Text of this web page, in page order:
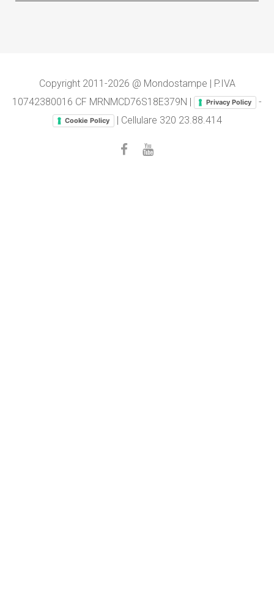
Copyright 2011-2026 @ Mondostampe | P.IVA
10742380016 CF MRNMCD76S18E379N |
Privacy Policy -
Cookie Policy | Cellulare 320 23.88.414